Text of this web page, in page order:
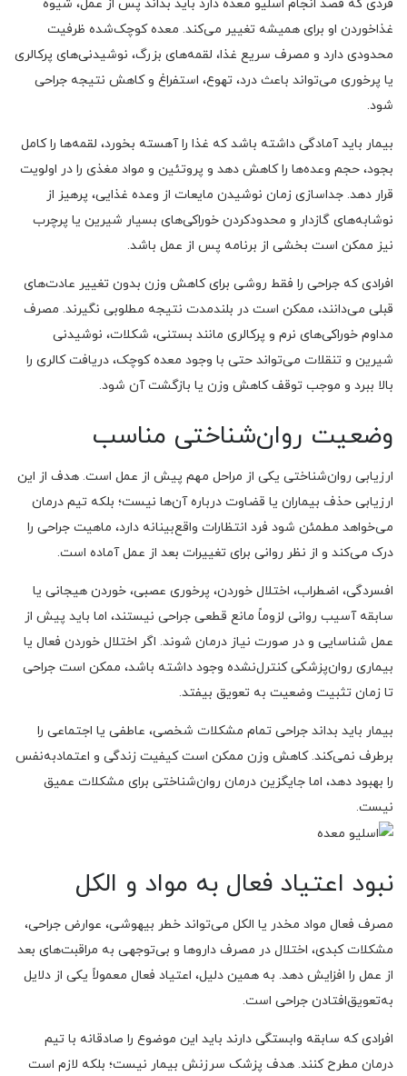
فردی که قصد انجام اسلیو معده دارد باید بداند پس از عمل، شیوه
غذاخوردن او برای همیشه تغییر می‌کند. معده کوچک‌شده ظرفیت
محدودی دارد و مصرف سریع غذا، لقمه‌های بزرگ، نوشیدنی‌های پرکالری
یا پرخوری می‌تواند باعث درد، تهوع، استفراغ و کاهش نتیجه جراحی
شود.
بیمار باید آمادگی داشته باشد که غذا را آهسته بخورد، لقمه‌ها را کامل
بجود، حجم وعده‌ها را کاهش دهد و پروتئین و مواد مغذی را در اولویت
قرار دهد. جداسازی زمان نوشیدن مایعات از وعده غذایی، پرهیز از
نوشابه‌های گازدار و محدودکردن خوراکی‌های بسیار شیرین یا پرچرب
نیز ممکن است بخشی از برنامه پس از عمل باشد.
افرادی که جراحی را فقط روشی برای کاهش وزن بدون تغییر عادت‌های
قبلی می‌دانند، ممکن است در بلندمدت نتیجه مطلوبی نگیرند. مصرف
مداوم خوراکی‌های نرم و پرکالری مانند بستنی، شکلات، نوشیدنی
شیرین و تنقلات می‌تواند حتی با وجود معده کوچک، دریافت کالری را
بالا ببرد و موجب توقف کاهش وزن یا بازگشت آن شود.
وضعیت روان‌شناختی مناسب
ارزیابی روان‌شناختی یکی از مراحل مهم پیش از عمل است. هدف از این
ارزیابی حذف بیماران یا قضاوت درباره آن‌ها نیست؛ بلکه تیم درمان
می‌خواهد مطمئن شود فرد انتظارات واقع‌بینانه دارد، ماهیت جراحی را
درک می‌کند و از نظر روانی برای تغییرات بعد از عمل آماده است.
افسردگی، اضطراب، اختلال خوردن، پرخوری عصبی، خوردن هیجانی یا
سابقه آسیب روانی لزوماً مانع قطعی جراحی نیستند، اما باید پیش از
عمل شناسایی و در صورت نیاز درمان شوند. اگر اختلال خوردن فعال یا
بیماری روان‌پزشکی کنترل‌نشده وجود داشته باشد، ممکن است جراحی
تا زمان تثبیت وضعیت به تعویق بیفتد.
بیمار باید بداند جراحی تمام مشکلات شخصی، عاطفی یا اجتماعی را
برطرف نمی‌کند. کاهش وزن ممکن است کیفیت زندگی و اعتمادبه‌نفس
را بهبود دهد، اما جایگزین درمان روان‌شناختی برای مشکلات عمیق
نیست.
نبود اعتیاد فعال به مواد و الکل
مصرف فعال مواد مخدر یا الکل می‌تواند خطر بیهوشی، عوارض جراحی،
مشکلات کبدی، اختلال در مصرف داروها و بی‌توجهی به مراقبت‌های بعد
از عمل را افزایش دهد. به همین دلیل، اعتیاد فعال معمولاً یکی از دلایل
به‌تعویق‌افتادن جراحی است.
افرادی که سابقه وابستگی دارند باید این موضوع را صادقانه با تیم
درمان مطرح کنند. هدف پزشک سرزنش بیمار نیست؛ بلکه لازم است